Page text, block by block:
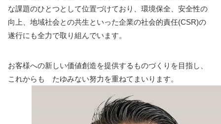
な課題のひとつとして位置づけており、環境保全、安全性の
向上、地域社会との共生といった企業の社会的責任(CSR)の
遂行にも全力で取り組んでいます。
お客様への新しい価値創造を提供するものづくりを目指し、
これからも たゆみない努力を重ねてまいります。